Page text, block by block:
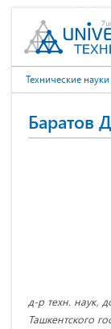
Технические науки
Баратов
д-р техн. наук,
Ташкентского